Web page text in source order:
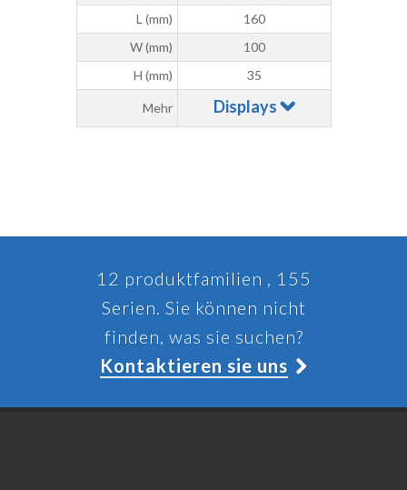
L (mm)
160
W (mm)
100
H (mm)
35
Mehr Displays
12 produktfamilien , 155
Serien. Sie können nicht
finden, was sie suchen?
Kontaktieren sie uns